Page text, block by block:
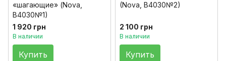
«шагающие» (Nova,
B4030№1)
1 920 грн
В наличии
Купить
(Nova, B4030№2)
2 100 грн
В наличии
Купить